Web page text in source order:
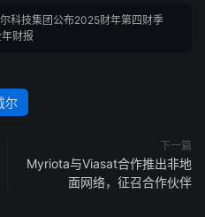
科技集团公布2025财年第四财季
财报
尔
下一篇
Myriota与Viasat合作推出非地
面网络，征召合作伙伴